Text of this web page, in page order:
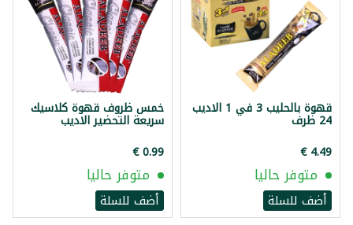
قهوة بالحليب 3 في 1 الاديب
24 ظرف
متوفر حاليا
أضف للسلة
خمس ظروف قهوة كلاسيك
سريعة التحضير الاديب
متوفر حاليا
أضف للسلة